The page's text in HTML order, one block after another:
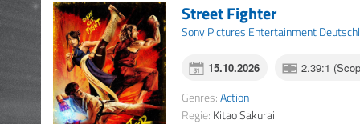
Street Fighter
Sony Pictures Entertainment
15.10.2026 2.39:1
Genres:Action
Regie: Kitao Sakurai